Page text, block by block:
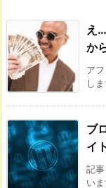
え
か
ア
し
ブ
イ
記
い